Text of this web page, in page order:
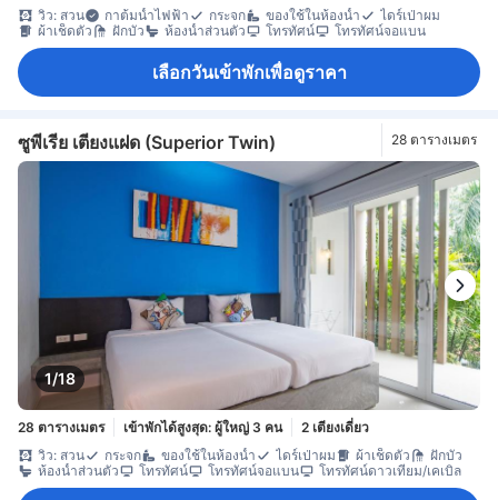
วิว: สวน
กาต้มน้ำไฟฟ้า กระจก ของใช้ในห้องน้ำ
ไดร์เป่าผม
ผ้าเช็ดตัว
ฝักบัว ห้องน้ำส่วนตัว โทรทัศน์ โทรทัศน์จอแบน
เลือกวันเข้าพักเพื่อดูราคา
ซูพีเรีย เตียงแฝด (Superior Twin) 28 ตารางเมตร
1/18
28 ตารางเมตร เข้าพักได้สูงสุด: ผู้ใหญ่ 3 คน
2 เตียงเดี่ยว
วิว: สวน
กระจก ของใช้ในห้องน้ำ ไดร์เป่าผม ผ้าเช็ดตัว
ฝักบัว
ห้องน้ำส่วนตัว
โทรทัศน์ โทรทัศน์จอแบน โทรทัศน์ดาวเทียม/เคเบิล